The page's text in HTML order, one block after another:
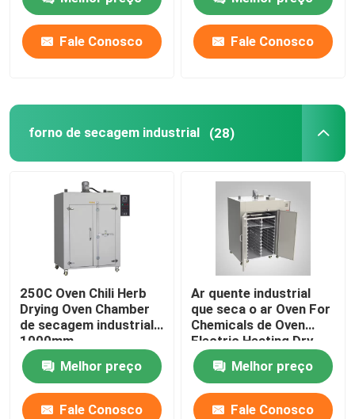
Fábrica
notícias
Todos os casos
Forno do secador do laboratório
forno de secagem industrial
Incubadora termostática
60Hz da convecção
Fale Conosco Fale Conosco
forno de secagem industrial (28)
250C Oven Chili Herb
Drying Oven Chamber
de secagem industrial
1000mm
Melhor preço
Fale Conosco
Ar quente industrial
que seca o ar Oven For
Chemicals de Oven
Electric Heating Dry
Hot
Melhor preço
Fale Conosco